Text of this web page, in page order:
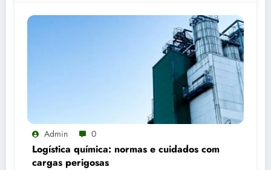
Admin 0
Logística química: normas e cuidados com
cargas perigosas